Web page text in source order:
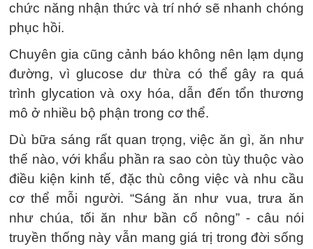
chức năng nhận thức và trí nhớ sẽ nhanh chóng
phục hồi.
Chuyên gia cũng cảnh báo không nên lạm dụng
đường, vì glucose dư thừa có thể gây ra quá
trình glycation và oxy hóa, dẫn đến tổn thương
mô ở nhiều bộ phận trong cơ thể.
Dù bữa sáng rất quan trọng, việc ăn gì, ăn như
thế nào, với khẩu phần ra sao còn tùy thuộc vào
điều kiện kinh tế, đặc thù công việc và nhu cầu
cơ thể mỗi người. “Sáng ăn như vua, trưa ăn
như chúa, tối ăn như bần cố nông” - câu nói
truyền thống này vẫn mang giá trị trong đời sống